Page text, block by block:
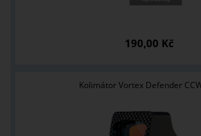
190,00 Kč
Kolimátor Vortex Defender